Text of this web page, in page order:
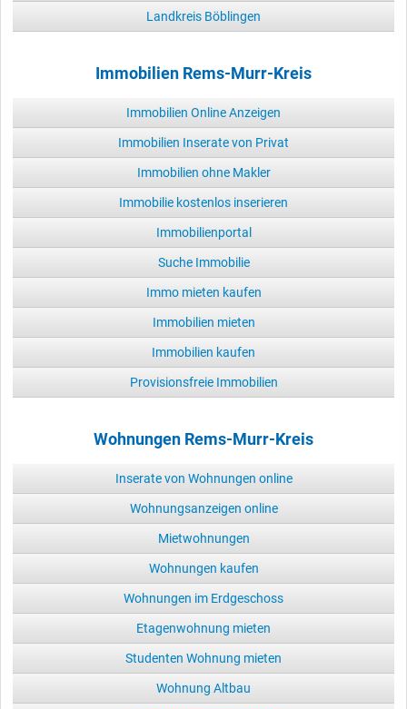
Landkreis Böblingen
Immobilien Rems-Murr-Kreis
Immobilien Online Anzeigen
Immobilien Inserate von Privat
Immobilien ohne Makler
Immobilie kostenlos inserieren
Immobilienportal
Suche Immobilie
Immo mieten kaufen
Immobilien mieten
Immobilien kaufen
Provisionsfreie Immobilien
Wohnungen Rems-Murr-Kreis
Inserate von Wohnungen online
Wohnungsanzeigen online
Mietwohnungen
Wohnungen kaufen
Wohnungen im Erdgeschoss
Etagenwohnung mieten
Studenten Wohnung mieten
Wohnung Altbau